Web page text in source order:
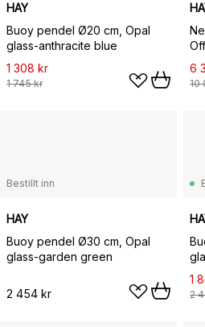
HAY
Buoy pendel Ø20 cm, Opal
glass-anthracite blue
1 308 kr
1 745 kr
6
10
Bestillt inn
HAY
Buoy pendel Ø30 cm, Opal
glass-garden green
2 454 kr
1
2